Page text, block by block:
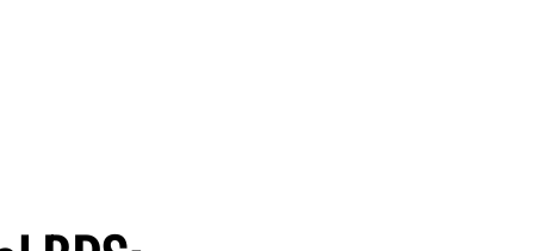
Suscribite x US$ 3,45